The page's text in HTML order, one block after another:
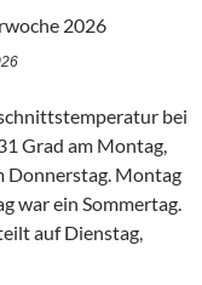
bei
Grad am Montag,
Donnerstag. Montag
war ein Sommertag.
auf Dienstag,